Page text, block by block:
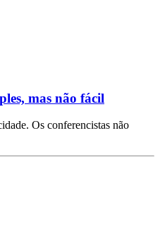
mas não fácil
Os conferencistas não